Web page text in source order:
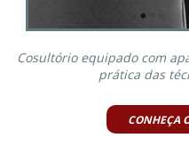
Cosultório equipado com
prática das
CONHEÇA